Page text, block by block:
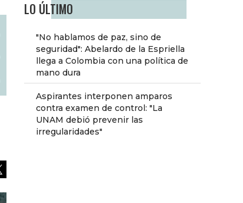
LO ÚLTIMO
"No hablamos de paz, sino de
seguridad": Abelardo de la Espriella
llega a Colombia con una política de
mano dura
Aspirantes interponen amparos
contra examen de control: "La
UNAM debió prevenir las
irregularidades"